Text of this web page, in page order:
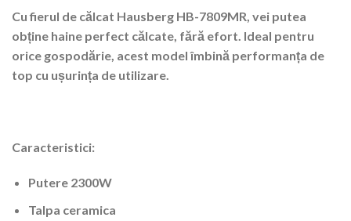
Cu fierul de călcat Hausberg HB-7809MR, vei putea
obține haine perfect călcate, fără efort. Ideal pentru
orice gospodărie, acest model îmbină performanța de
top cu ușurința de utilizare.
Caracteristici:
Putere 2300W
Talpa ceramica